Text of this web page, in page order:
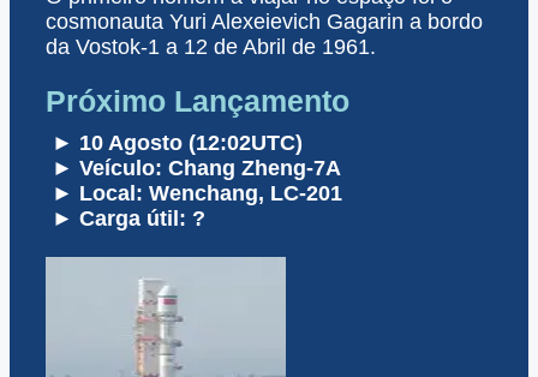
cosmonauta Yuri Alexeievich Gagarin a bordo
da Vostok-1 a 12 de Abril de 1961.
Próximo Lançamento
► 10 Agosto (12:02UTC)
► Veículo: Chang Zheng-7A
► Local: Wenchang, LC-201
► Carga útil: ?